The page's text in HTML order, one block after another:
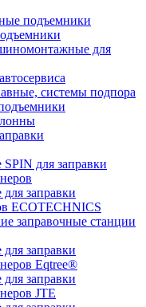
подъемники
для
системы подпора
для заправки
заправки
ECOTECHNICS
заправочные станции
заправки
Eqtree®
заправки
JTE